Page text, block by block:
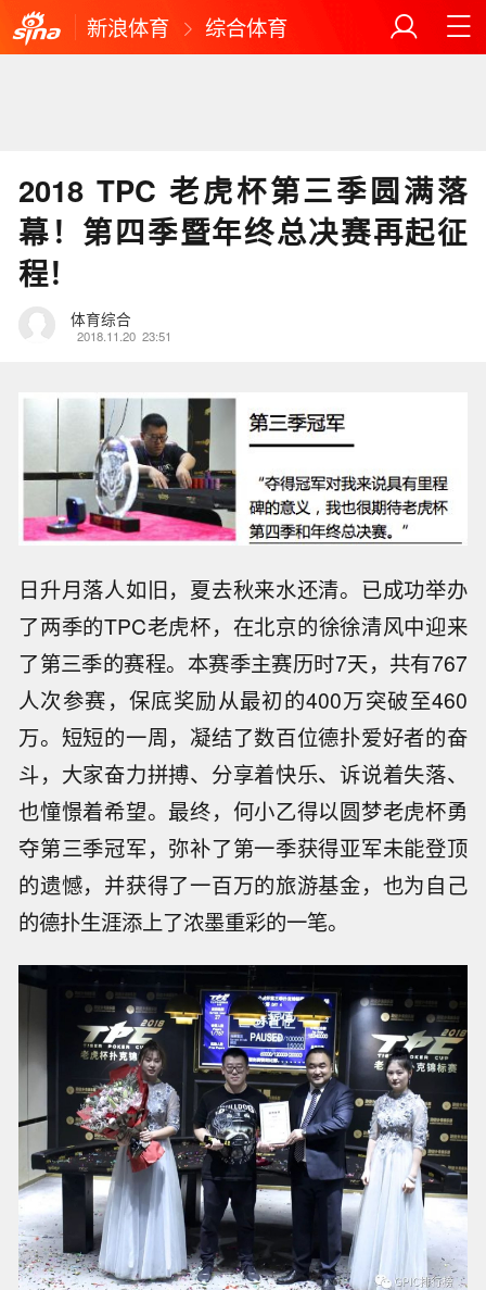
新浪体育 综合体育
2018 TPC 老虎杯第三季圆满落
幕！第四季暨年终总决赛再起征
程！
体育综合
2018.11.20 23:51
日升月落人如旧，夏去秋来水还清。已成功举办
了两季的TPC老虎杯，在北京的徐徐清风中迎来
了第三季的赛程。本赛季主赛历时7天，共有767
人次参赛，保底奖励从最初的400万突破至460
万。短短的一周，凝结了数百位德扑爱好者的奋
斗，大家奋力拼搏、分享着快乐、诉说着失落、
也憧憬着希望。最终，何小乙得以圆梦老虎杯勇
夺第三季冠军，弥补了第一季获得亚军未能登顶
的遗憾，并获得了一百万的旅游基金，也为自己
的德扑生涯添上了浓墨重彩的一笔。